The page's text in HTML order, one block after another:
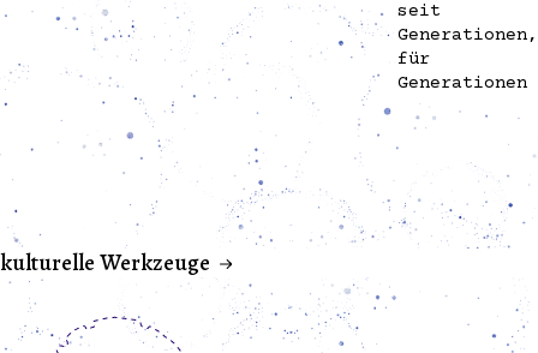
seit
Generationen,
für
Generationen
kulturelle Werkzeuge